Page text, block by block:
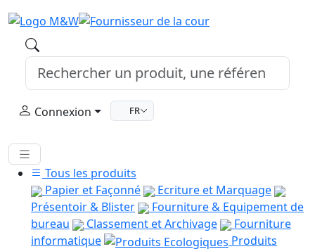
Connexion FR
Tous les produits
Papier et Façonné
Ecriture et Marquage
Présentoir & Blister
Fourniture & Equipement de
bureau
Classement et Archivage
Fourniture
informatique
Produits